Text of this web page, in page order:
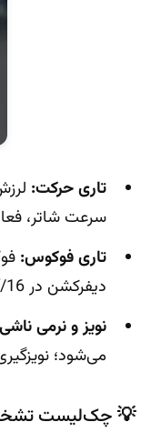
تاری حرکت:
سرعت شاتر،
تاری فوکوس:
دیفرکشن در f/16 به بالا، یا آلودگی/بخار روی لنز. نشانه‌ها: نرمی یکنواخت و نبود لبه‌های تیز در محل فوکوس.
نویز و نرمی
می‌شود؛
💡 چک‌لیست